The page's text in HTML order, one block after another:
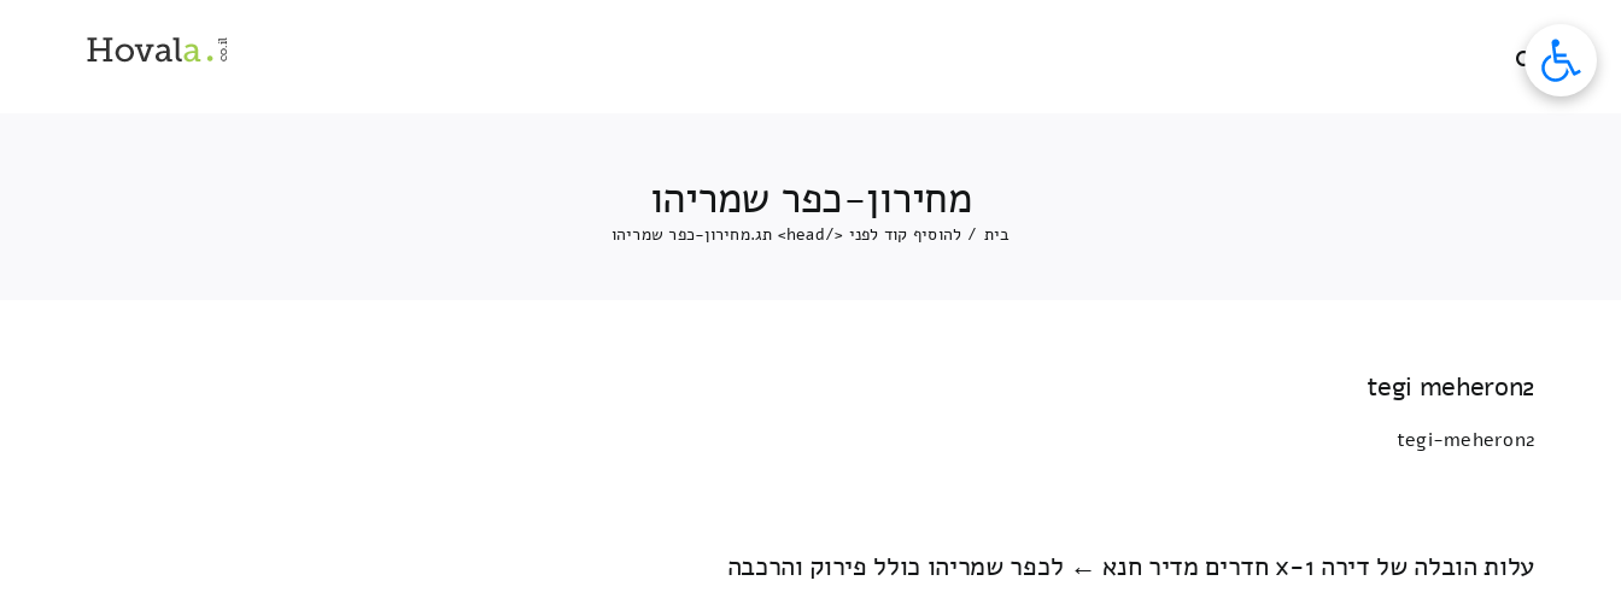
מחירון-כפר שמריהו
בית / להוסיף קוד לפני </head> תג. מחירון-כפר שמריהו
tegi meheron2
tegi-meheron2
עלות הובלה של דירה 1-x חדרים מדיר חנא ← לכפר שמריהו כולל פירוק והרכבה